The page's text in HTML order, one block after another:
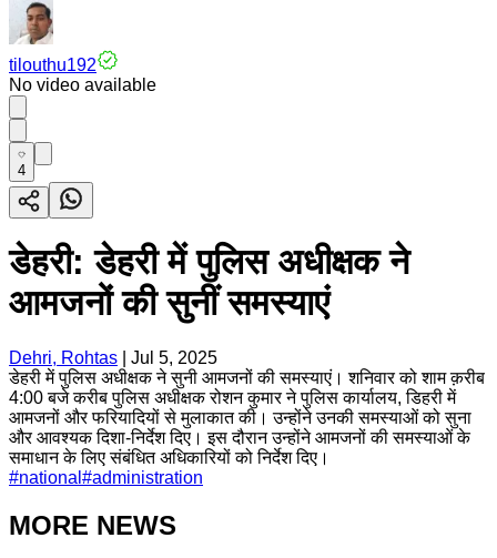
tilouthu192
No video available
4
डेहरी: डेहरी में पुलिस अधीक्षक ने
आमजनों की सुनीं समस्याएं
Dehri, Rohtas
Jul 5, 2025
डेहरी में पुलिस अधीक्षक ने सुनी आमजनों की समस्याएं। शनिवार को शाम क़रीब
4:00 बजे करीब पुलिस अधीक्षक रोशन कुमार ने पुलिस कार्यालय, डिहरी में
आमजनों और फरियादियों से मुलाकात की। उन्होंने उनकी समस्याओं को सुना
और आवश्यक दिशा-निर्देश दिए। इस दौरान उन्होंने आमजनों की समस्याओं के
समाधान के लिए संबंधित अधिकारियों को निर्देश दिए।
#national #administration
MORE NEWS